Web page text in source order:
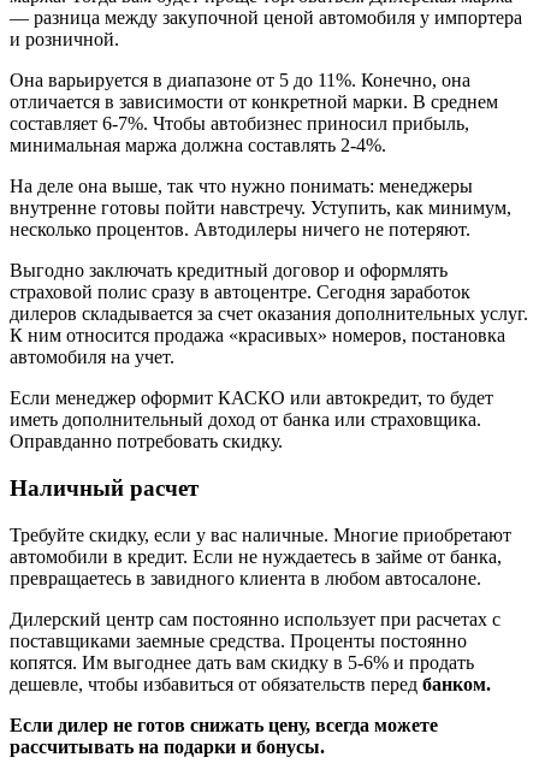
— разница между закупочной ценой автомобиля у импортера
и розничной.
Она варьируется в диапазоне от 5 до 11%. Конечно, она
отличается в зависимости от конкретной марки. В среднем
составляет 6-7%. Чтобы автобизнес приносил прибыль,
минимальная маржа должна составлять 2-4%.
На деле она выше, так что нужно понимать: менеджеры
внутренне готовы пойти навстречу. Уступить, как минимум,
несколько процентов. Автодилеры ничего не потеряют.
Выгодно заключать кредитный договор и оформлять
страховой полис сразу в автоцентре. Сегодня заработок
дилеров складывается за счет оказания дополнительных услуг.
К ним относится продажа «красивых» номеров, постановка
автомобиля на учет.
Если менеджер оформит КАСКО или автокредит, то будет
иметь дополнительный доход от банка или страховщика.
Оправданно потребовать скидку.
Наличный расчет
Требуйте скидку, если у вас наличные. Многие приобретают
автомобили в кредит. Если не нуждаетесь в займе от банка,
превращаетесь в завидного клиента в любом автосалоне.
Дилерский центр сам постоянно использует при расчетах с
поставщиками заемные средства. Проценты постоянно
копятся. Им выгоднее дать вам скидку в 5-6% и продать
дешевле, чтобы избавиться от обязательств перед банком.
Если дилер не готов снижать цену, всегда можете
рассчитывать на подарки и бонусы.